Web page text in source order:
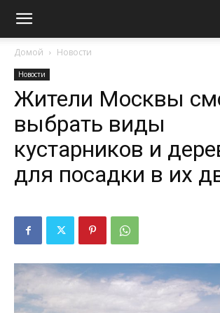
Домой Новости
Новости
Жители Москвы
выбрать виды
кустарников и
для посадки в их